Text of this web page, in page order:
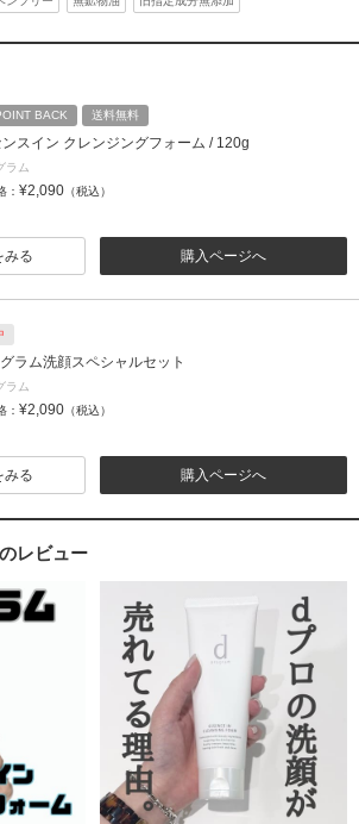
BACK 送料無料
ンスイン クレンジングフォーム / 120g
ラム
： ¥2,090 （税込）
購入ページへ
みる
ラム洗顔スペシャルセット
ラム
： ¥2,090 （税込）
購入ページへ
みる
レビュー